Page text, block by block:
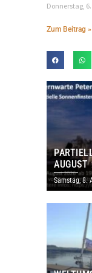
Donnerstag,
Zum Beitrag »
AUGUST
IHRE
Samstag, 8.